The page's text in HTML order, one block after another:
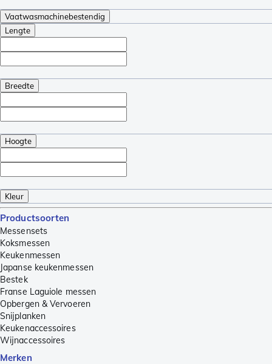
Vaatwasmachinebestendig
Lengte
Breedte
Hoogte
Kleur
Productsoorten
Messensets
Koksmessen
Keukenmessen
Japanse keukenmessen
Bestek
Franse Laguiole messen
Opbergen & Vervoeren
Snijplanken
Keukenaccessoires
Wijnaccessoires
Merken